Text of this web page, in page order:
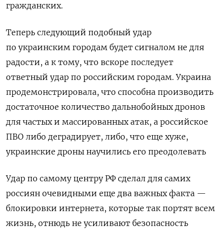
гражданских.
Теперь следующий подобный удар
по украинским городам будет сигналом не для
радости, а к тому, что вскоре последует
ответный удар по российским городам. Украина
продемонстрировала, что способна производить
достаточное количество дальнобойных дронов
для частых и массированных атак, а российское
ПВО либо деградирует, либо, что еще хуже,
украинские дроны научились его преодолевать
Удар по самому центру РФ сделал для самих
россиян очевидными еще два важных факта —
блокировки интернета, которые так портят всем
жизнь, отнюдь не усиливают безопасность